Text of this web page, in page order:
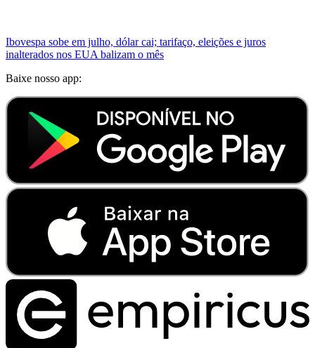
Ibovespa sobe em julho, dólar cai; tarifaço, eleições e juros
inalterados nos EUA balizam o mês
Baixe nosso app: